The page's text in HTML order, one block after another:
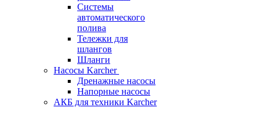
Системы
автоматического
полива
Тележки для
шлангов
Шланги
Насосы Karcher
Дренажные насосы
Напорные насосы
АКБ для техники Karcher